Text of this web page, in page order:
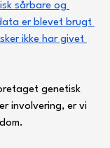
sårbare og
er blevet brugt
ikke har givet
genetisk
involvering, er vi